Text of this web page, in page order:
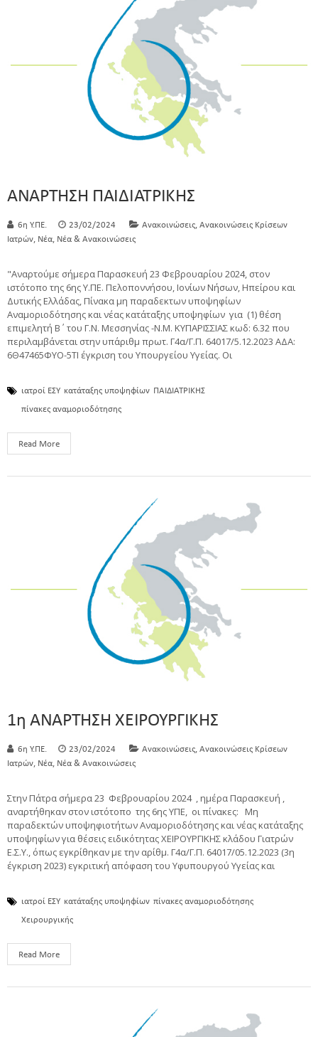
ΑΝΑΡΤΗΣΗ ΠΑΙΔΙΑΤΡΙΚΗΣ
6η Υ.ΠΕ. 23/02/2024 Ανακοινώσεις, Ανακοινώσεις Κρίσεων
Ιατρών, Νέα, Νέα & Ανακοινώσεις
"Αναρτούμε σήμερα Παρασκευή 23 Φεβρουαρίου 2024, στον
ιστότοπο της 6ης Υ.ΠΕ. Πελοποννήσου, Ιονίων Νήσων, Ηπείρου και
Δυτικής Ελλάδας, Πίνακα μη παραδεκτων υποψηφίων
Αναμοριοδότησης και νέας κατάταξης υποψηφίων για (1) θέση
επιμελητή Β΄ του Γ.Ν. Μεσσηνίας -Ν.Μ. ΚΥΠΑΡΙΣΣΙΑΣ κωδ: 6.32 που
περιλαμβάνεται στην υπ΄αριθμ πρωτ. Γ4α/Γ.Π. 64017/5.12.2023 ΑΔΑ:
6Θ47465ΦΥΟ-5ΤΙ έγκριση του Υπουργείου Υγείας. Οι
ιατροί ΕΣΥ κατάταξης υποψηφίων ΠΑΙΔΙΑΤΡΙΚΗΣ
πίνακες αναμοριοδότησης
Read More
1η ΑΝΑΡΤΗΣΗ ΧΕΙΡΟΥΡΓΙΚΗΣ
6η Υ.ΠΕ. 23/02/2024 Ανακοινώσεις, Ανακοινώσεις Κρίσεων
Ιατρών, Νέα, Νέα & Ανακοινώσεις
Στην Πάτρα σήμερα 23 Φεβρουαρίου 2024 , ημέρα Παρασκευή ,
αναρτήθηκαν στον ιστότοπο της 6ης ΥΠΕ, οι πίνακες: Μη
παραδεκτών υποψηφιοτήτων Αναμοριοδότησης και νέας κατάταξης
υποψηφίων για θέσεις ειδικότητας ΧΕΙΡΟΥΡΓΙΚΗΣ κλάδου Γιατρών
Ε.Σ.Υ., όπως εγκρίθηκαν με την αρίθμ. Γ4α/Γ.Π. 64017/05.12.2023 (3η
έγκριση 2023) εγκριτική απόφαση του Υφυπουργού Υγείας και
ιατροί ΕΣΥ κατάταξης υποψηφίων πίνακες αναμοριοδότησης
Χειρουργικής
Read More